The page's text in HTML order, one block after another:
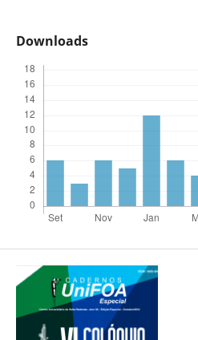
Downloads